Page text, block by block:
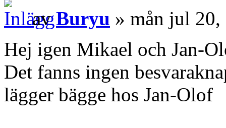
avBuryu » mån jul
Hej igen Mikael och Jan-
Det fanns ingen
lägger bägge hos Jan-Olof